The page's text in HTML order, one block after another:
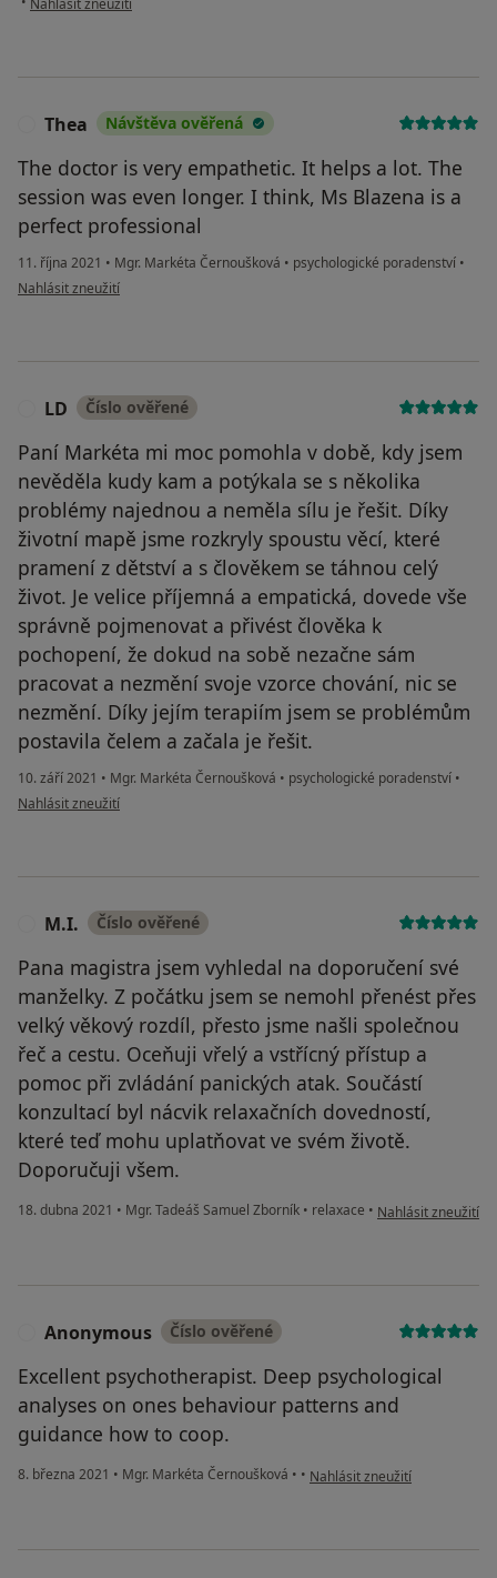
Nahlásit zneužití
Thea Návštěva ověřená
The doctor is very empathetic. It helps a lot. The
session was even longer. I think, Ms Blazena is a
perfect professional
11. října 2021 • Mgr. Markéta Černoušková • psychologické poradenství •
podle názoru uživatele Thea
Nahlásit zneužití
LD Číslo ověřené
Paní Markéta mi moc pomohla v době, kdy jsem
nevěděla kudy kam a potýkala se s několika
problémy najednou a neměla sílu je řešit. Díky
životní mapě jsme rozkryly spoustu věcí, které
pramení z dětství a s člověkem se táhnou celý
život. Je velice příjemná a empatická, dovede vše
správně pojmenovat a přivést člověka k
pochopení, že dokud na sobě nezačne sám
pracovat a nezmění svoje vzorce chování, nic se
nezmění. Díky jejím terapiím jsem se problémům
postavila čelem a začala je řešit.
10. září 2021 • Mgr. Markéta Černoušková • psychologické poradenství •
podle názoru uživatele LD
Nahlásit zneužití
M.I. Číslo ověřené
Pana magistra jsem vyhledal na doporučení své
manželky. Z počátku jsem se nemohl přenést přes
velký věkový rozdíl, přesto jsme našli společnou
řeč a cestu. Oceňuji vřelý a vstřícný přístup a
pomoc při zvládání panických atak. Součástí
konzultací byl nácvik relaxačních dovedností,
které teď mohu uplatňovat ve svém životě.
Doporučuji všem.
18. dubna 2021 • Mgr. Tadeáš Samuel Zborník • relaxace • podle názoru
Nahlásit zneužití
Anonymous Číslo ověřené
Excellent psychotherapist. Deep psychological
analyses on ones behaviour patterns and
guidance how to coop.
8. března 2021 • Mgr. Markéta Černoušková • • podle názoru uživatele
Nahlásit zneužití